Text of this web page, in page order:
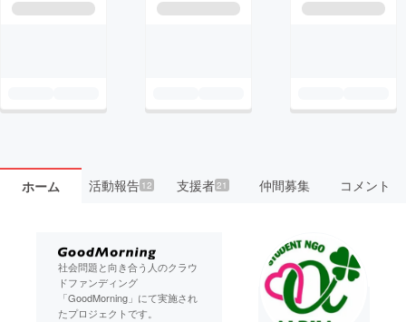
ホーム 活動報告12 支援者21 仲間募集 コメント
社会問題と向き合う人のクラウ
ドファンディング
「GoodMorning」にて実施され
たプロジェクトです。